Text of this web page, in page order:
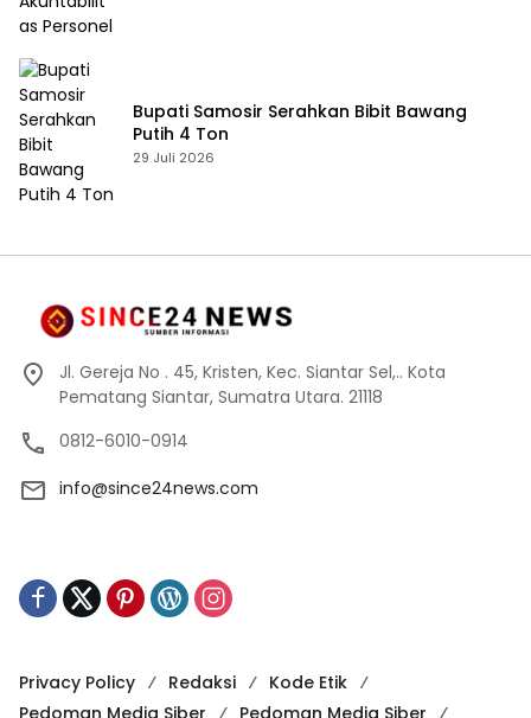
Bupati Samosir Serahkan Bibit Bawang
Putih 4 Ton
29 Juli 2026
Jl. Gereja No . 45, Kristen, Kec. Siantar Sel,.. Kota
Pematang Siantar, Sumatra Utara. 21118
0812-6010-0914
info@since24news.com
Privacy Policy Redaksi
Kode Etik
Pedoman Media Siber
Pedoman Media Siber